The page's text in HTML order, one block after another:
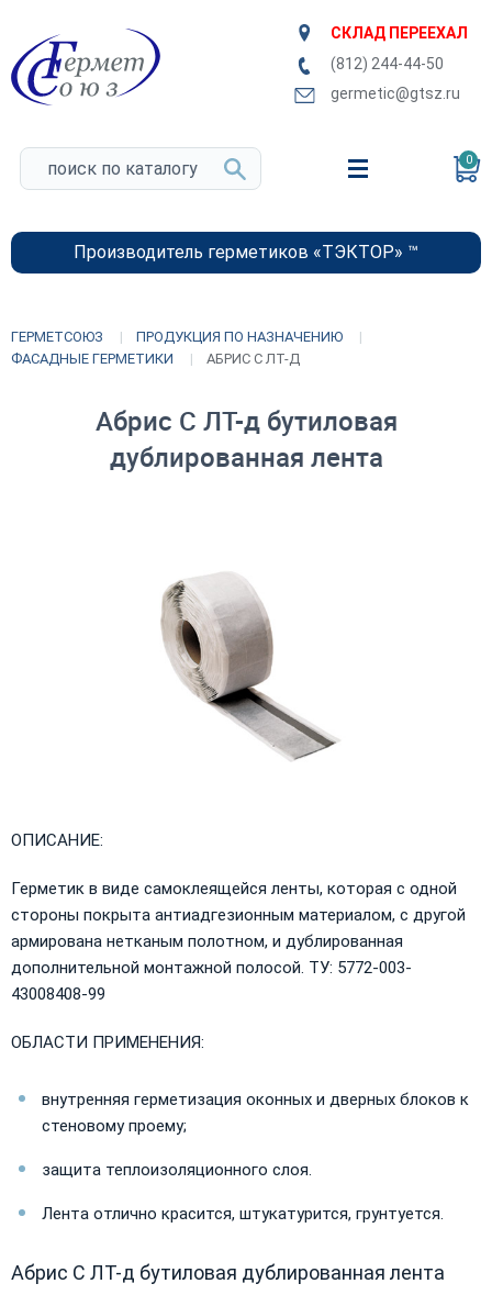
СКЛАД ПЕРЕЕХАЛ
(812) 244-44-50
germetic@gtsz.ru
0
Производитель герметиков «ТЭКТОР» ™
ГЕРМЕТСОЮЗ
ПРОДУКЦИЯ ПО НАЗНАЧЕНИЮ
ФАСАДНЫЕ ГЕРМЕТИКИ
АБРИС С ЛТ-Д
Абрис С ЛТ-д бутиловая
дублированная лента
ОПИСАНИЕ:
Герметик в виде самоклеящейся ленты, которая с одной
стороны покрыта антиадгезионным материалом, с другой
армирована нетканым полотном, и дублированная
дополнительной монтажной полосой. ТУ: 5772-003-
43008408-99
ОБЛАСТИ ПРИМЕНЕНИЯ:
внутренняя герметизация оконных и дверных блоков к
стеновому проему;
защита теплоизоляционного слоя.
Лента отлично красится, штукатурится, грунтуется.
Абрис С ЛТ-д бутиловая дублированная лента